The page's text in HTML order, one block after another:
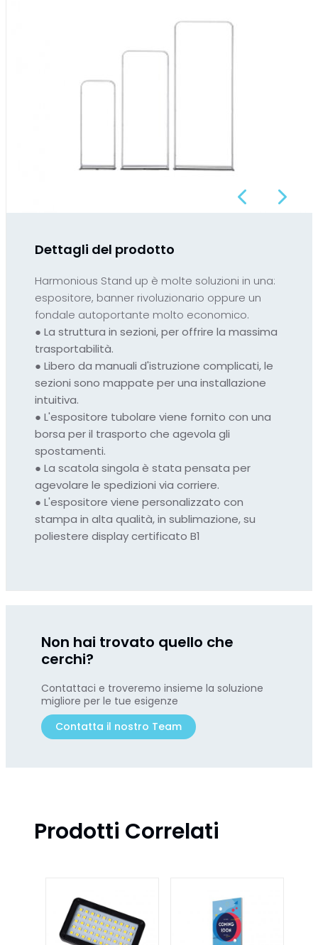
Dettagli del prodotto
Harmonious Stand up è molte soluzioni in una:
espositore, banner rivoluzionario oppure un
fondale autoportante molto economico.
● La struttura in sezioni, per offrire la massima
trasportabilità.
● Libero da manuali d'istruzione complicati, le
sezioni sono mappate per una installazione
intuitiva.
● L'espositore tubolare viene fornito con una
borsa per il trasporto che agevola gli
spostamenti.
● La scatola singola è stata pensata per
agevolare le spedizioni via corriere.
● L'espositore viene personalizzato con
stampa in alta qualità, in sublimazione, su
poliestere display certificato B1
Non hai trovato quello che
cerchi?
Contattaci e troveremo insieme la soluzione
migliore per le tue esigenze
Contatta il nostro Team
Prodotti Correlati